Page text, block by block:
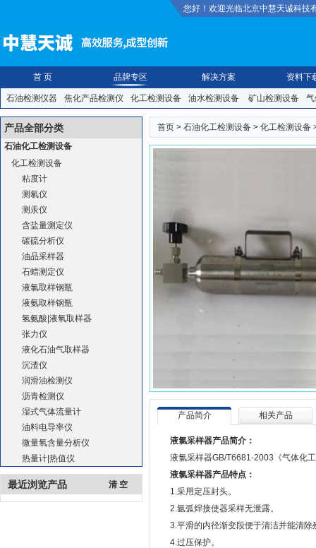
您好！欢迎光临北京中慧天诚科技
首 页 品牌专区 解决方案 资料下
石油检测仪器 焦化产品检测仪 化工检测设备 油水检测设备 矿山检测设备
产品全部分类
石油化工检测设备
化工检测设备
粘度计
测氡仪
测汞仪
含盐量测定仪
碳硫分析仪
油品采样器
石蜡测定仪
液氯取样钢瓶
液氨取样钢瓶
氢氨酸|液氧取样器
张力仪
液化石油气取样器
沉渣仪
润滑油检测仪
沥青检测仪
湿式气体流量计
油料电导率仪
微量氧含量分析仪
热量计|热值仪
最近浏览产品 清 空
首页 > 石油化工检测设备 > 化工检测设备
产品简介 相关产品
液氯采样器产品简介：
液氯采样器GB/T6681-2003《气体化
液氯采样器产品特点：
1.采用定压封头。
2.氩弧焊接使器采样无泄露。
3.平滑的内径渐变段便于清洁并能清除
4.过压保护。